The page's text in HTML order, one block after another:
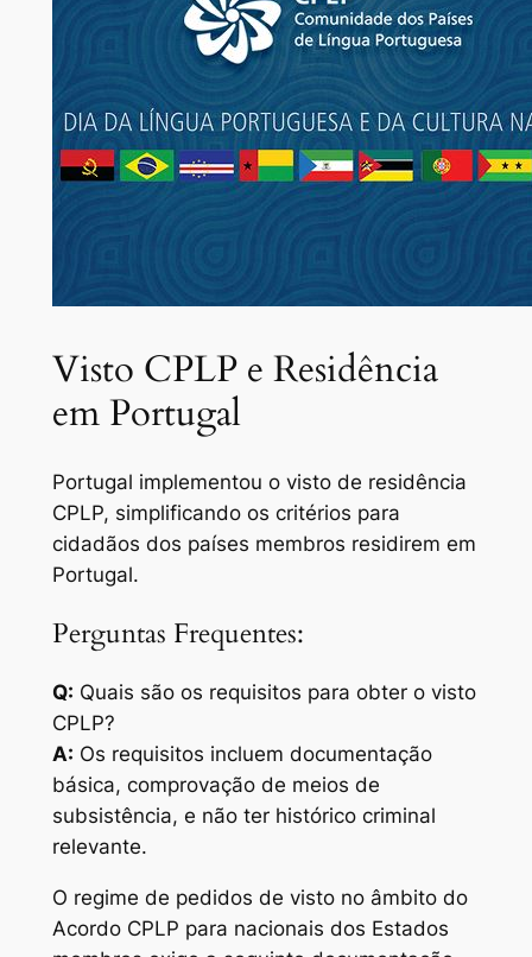
Visto CPLP e Residência
em Portugal
Portugal implementou o visto de residência
CPLP, simplificando os critérios para
cidadãos dos países membros residirem em
Portugal.
Perguntas Frequentes:
Q: Quais são os requisitos para obter o visto
CPLP?
A: Os requisitos incluem documentação
básica, comprovação de meios de
subsistência, e não ter histórico criminal
relevante.
O regime de pedidos de visto no âmbito do
Acordo CPLP para nacionais dos Estados